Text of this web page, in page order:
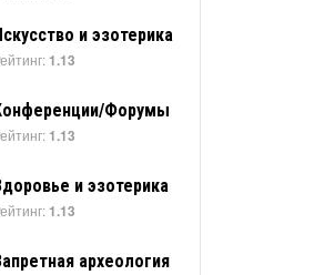
и эзотерика
1.13
Форумы
1.13
и эзотерика
1.13
археология